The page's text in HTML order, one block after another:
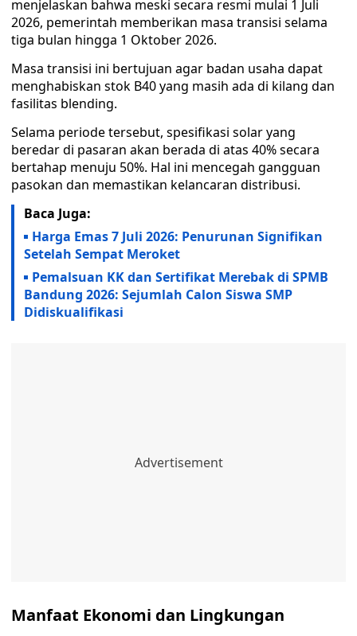
menjelaskan bahwa meski secara resmi mulai 1 Juli
2026, pemerintah memberikan masa transisi selama
tiga bulan hingga 1 Oktober 2026.
Masa transisi ini bertujuan agar badan usaha dapat
menghabiskan stok B40 yang masih ada di kilang dan
fasilitas blending.
Selama periode tersebut, spesifikasi solar yang
beredar di pasaran akan berada di atas 40% secara
bertahap menuju 50%. Hal ini mencegah gangguan
pasokan dan memastikan kelancaran distribusi.
Baca Juga:
Harga Emas 7 Juli 2026: Penurunan Signifikan
Setelah Sempat Meroket
Pemalsuan KK dan Sertifikat Merebak di SPMB
Bandung 2026: Sejumlah Calon Siswa SMP
Didiskualifikasi
Manfaat Ekonomi dan Lingkungan